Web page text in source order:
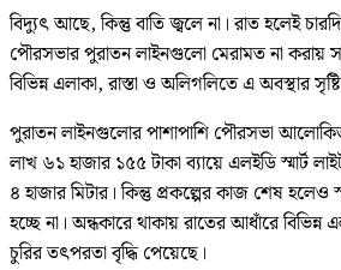
বিদ্যুৎ আছে, কিন্তু বাতি জ্বলে না। রাত হলেই
পৌরসভার পুরাতন লাইনগুলো মেরামত না করায়
বিভিন্ন এলাকা, রাস্তা ও অলিগলিতে এ অবস্থার
পুরাতন লাইনগুলোর পাশাপাশি পৌরসভা
লাখ ৬১ হাজার ১৫৫ টাকা ব্যায়ে এলইডি স্মার্ট
৪ হাজার মিটার। কিন্তু প্রকল্পের কাজ শেষ হলেও
হচ্ছে না। অন্ধকারে থাকায় রাতের আধাঁরে
চুরির তৎপরতা বৃদ্ধি পেয়েছে।